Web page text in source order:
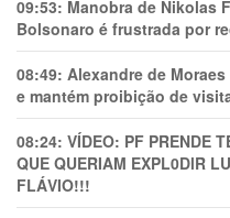
09:53: Manobra de Nikolas
Bolsonaro é frustrada por
08:49: Alexandre de
e mantém proibição de
08:24: VÍDEO: PF PRENDE
QUE QUERIAM EXPL0DlR
FLÁVIO!!!